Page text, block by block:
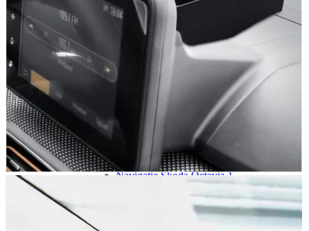
Navigație Mercedes W204
Navigație Mercedes W211
Navigație Mercedes Sprinter
Passat
Navigație Passat B5
Navigație Passat B5 5
Navigație Passat B6
Navigație Passat B7
Navigație Passat B8
Navigație Passat CC
Skoda
Navigație Skoda Fabia 1
Navigație Skoda Fabia 2
Navigație Skoda Octavia 1
Navigație Skoda Octavia 3
Navigație Skoda Rapid